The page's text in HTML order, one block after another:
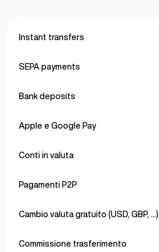
Instant transfers
SEPA payments
Bank deposits
Apple e Google Pay
Conti in valuta
Pagamenti P2P
Cambio valuta gratuito (USD, GBP, …)
Commissione trasferimento